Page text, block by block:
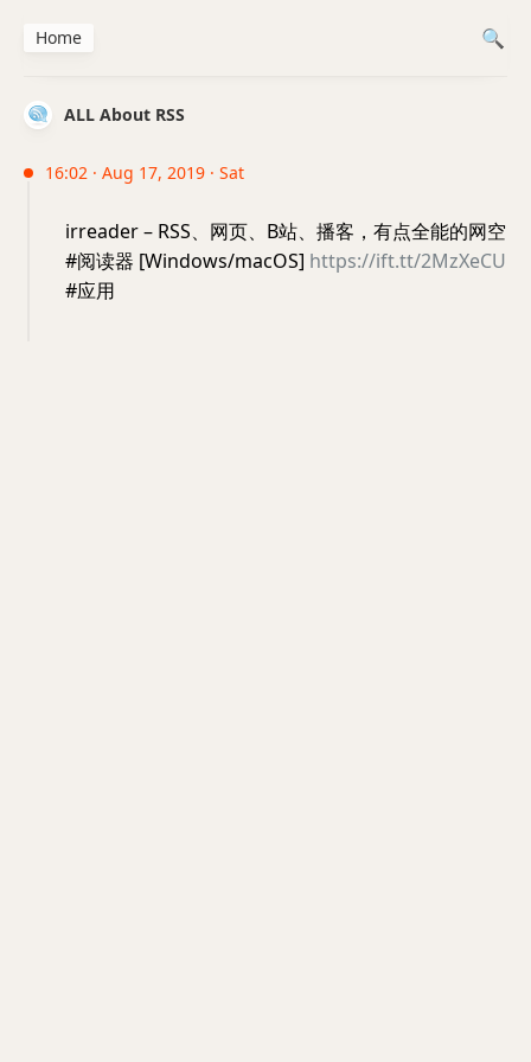
ALL About RSS
16:02 · Aug 17, 2019 · Sat
irreader – RSS、网页、B站、播客，有点全能的网空
#阅读器 [Windows/macOS] https://ift.tt/2MzXeCU
#应用
Home